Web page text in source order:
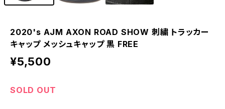
2020's AJM AXON ROAD SHOW 刺繍 トラッカー
キャップ メッシュキャップ 黒 FREE
¥5,500
SOLD OUT